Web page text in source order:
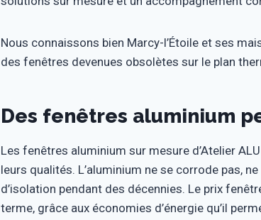
Nous connaissons bien Marcy-l’Étoile et ses
des fenêtres devenues obsolètes sur le plan
Des fenêtres aluminium
Les fenêtres aluminium sur mesure d’Atelier
leurs qualités. L’aluminium ne se corrode pas,
d’isolation pendant des décennies. Le prix
terme, grâce aux économies d’énergie qu’il